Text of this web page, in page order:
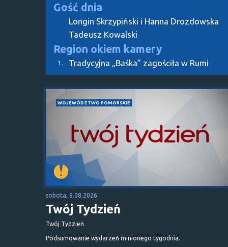
Gość dnia
Longin Skrzypiński i Hanna Drozdowska
Tadeusz Kowalski
Region okiem kamery
1. Tradycyjna „Baśka” zagościła w Rumi
WOJEWÓDZTWO POMORSKIE
sobota, 8.08.2026
Twój Tydzień
Twój Tydzień
Podsumowanie wydarzeń minionego tygodnia.